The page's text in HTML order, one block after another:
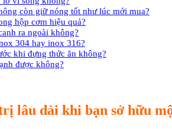
còn giữ nóng tốt như lúc mới mua?
hộp cơm hiệu quả?
ra ngoài không?
304 hay inox 316?
khi đựng thức ăn không?
được không?
lâu dài khi bạn sở hữu